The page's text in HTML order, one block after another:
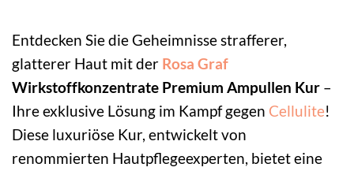
Entdecken Sie die Geheimnisse strafferer,
glatterer Haut mit der Rosa Graf
Wirkstoffkonzentrate Premium Ampullen Kur –
Ihre exklusive Lösung im Kampf gegen Cellulite!
Diese luxuriöse Kur, entwickelt von
renommierten Hautpflegeexperten, bietet eine